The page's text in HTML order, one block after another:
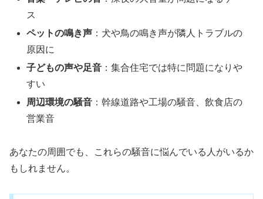
ス
ペットの鳴き声 ：犬や鳥の鳴き声が隣人トラブルの
原因に
子どもの声や足音 ：集合住宅では特に問題になりや
すい
周辺環境の騒音 ：幹線道路や工場の騒音、飲食店の
営業音
あなたの周囲でも、これらの騒音に悩んでいる人がいるか
もしれません。